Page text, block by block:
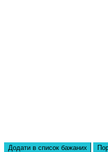
Додати в список бажаних